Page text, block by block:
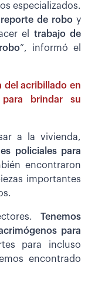
especializados.
reporte de robo y
el trabajo de
”, informó el
del acribillado en
brindar su
a la vivienda,
policiales para
encontraron
importantes
Tenemos
para
para incluso
encontrado